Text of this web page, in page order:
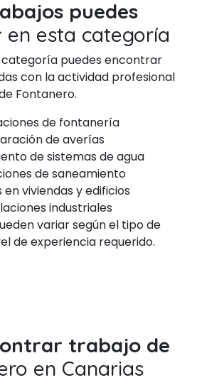
puedes
en esta categoría
puedes encontrar
con la actividad profesional
Fontanero.
de fontanería
de averías
de sistemas de agua
de saneamiento
viviendas y edificios
industriales
variar según el tipo de
de experiencia requerido.
trabajo de
en Canarias